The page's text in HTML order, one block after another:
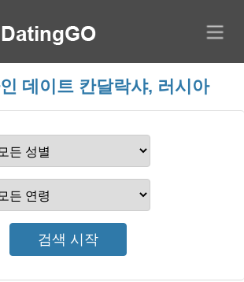
데이트 칸달락샤, 러시아